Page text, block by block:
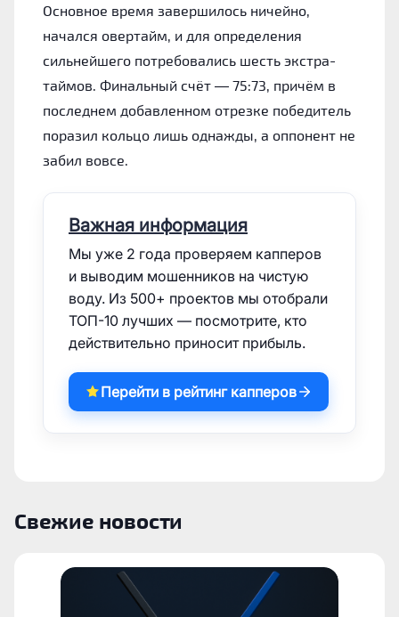
Основное время завершилось ничейно,
начался овертайм, и для определения
сильнейшего потребовались шесть экстра-
таймов. Финальный счёт — 75:73, причём в
последнем добавленном отрезке победитель
поразил кольцо лишь однажды, а оппонент не
забил вовсе.
Важная информация
Мы уже 2 года проверяем капперов
и выводим мошенников на чистую
воду. Из 500+ проектов мы отобрали
ТОП-10 лучших — посмотрите, кто
действительно приносит прибыль.
Перейти в рейтинг капперов
Свежие новости